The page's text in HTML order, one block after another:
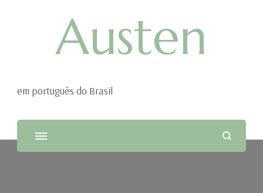
Austen
em português do Brasil